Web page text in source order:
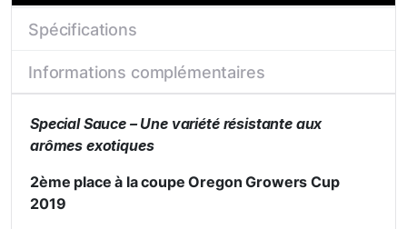
Spécifications
Informations complémentaires
Special Sauce – Une variété résistante aux
arômes exotiques
2ème place à la coupe Oregon Growers Cup
2019